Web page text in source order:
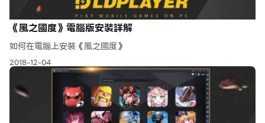
《風之國度》電腦版安裝詳解
如何在電腦上安裝《風之國度》
2018-12-04